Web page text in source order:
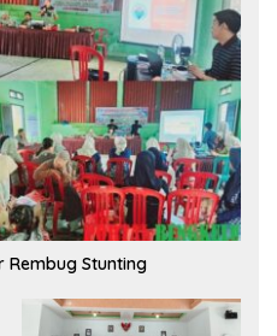
Rembug Stunting